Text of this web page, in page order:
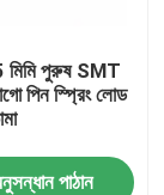
পুরুষ SMT
পিন স্প্রিং লোড
পাঠান